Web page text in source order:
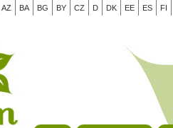
AZ BA BG BY CZ D DK EE ES FI